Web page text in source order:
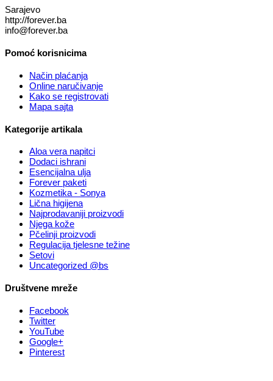
Sarajevo
http://forever.ba
info@forever.ba
Pomoć korisnicima
Način plaćanja
Online naručivanje
Kako se registrovati
Mapa sajta
Kategorije artikala
Aloa vera napitci
Dodaci ishrani
Esencijalna ulja
Forever paketi
Kozmetika - Sonya
Lična higijena
Najprodavaniji proizvodi
Njega kože
Pčelinji proizvodi
Regulacija tjelesne težine
Setovi
Uncategorized @bs
Društvene mreže
Facebook
Twitter
YouTube
Google+
Pinterest